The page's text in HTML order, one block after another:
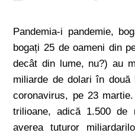
Pandemia-i pandemie,
bogați 25 de oameni din
decât din lume, nu?) au
miliarde de dolari în
coronavirus, pe 23
trilioane, adică 1.500
averea tuturor